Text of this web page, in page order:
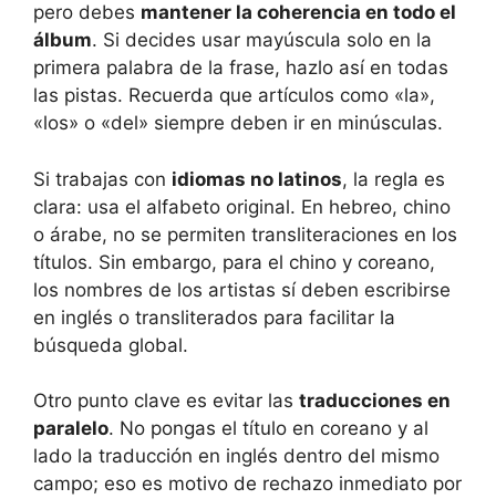
pero debes mantener la coherencia en todo el
álbum. Si decides usar mayúscula solo en la
primera palabra de la frase, hazlo así en todas
las pistas. Recuerda que artículos como «la»,
«los» o «del» siempre deben ir en minúsculas.
Si trabajas con idiomas no latinos, la regla es
clara: usa el alfabeto original. En hebreo, chino
o árabe, no se permiten transliteraciones en los
títulos. Sin embargo, para el chino y coreano,
los nombres de los artistas sí deben escribirse
en inglés o transliterados para facilitar la
búsqueda global.
Otro punto clave es evitar las traducciones en
paralelo. No pongas el título en coreano y al
lado la traducción en inglés dentro del mismo
campo; eso es motivo de rechazo inmediato por